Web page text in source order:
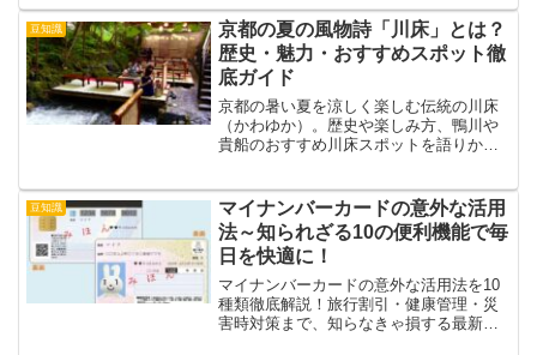
す。
豆知識
京都の夏の風物詩「川床」とは？
歴史・魅力・おすすめスポット徹
底ガイド
京都の暑い夏を涼しく楽しむ伝統の川床
（かわゆか）。歴史や楽しみ方、鴨川や
貴船のおすすめ川床スポットを語りかけ
豆知識
マイナンバーカードの意外な活用
法～知られざる10の便利機能で毎
日を快適に！
マイナンバーカードの意外な活用法を10
種類徹底解説！旅行割引・健康管理・災
害時対策まで、知らなきゃ損する最新活